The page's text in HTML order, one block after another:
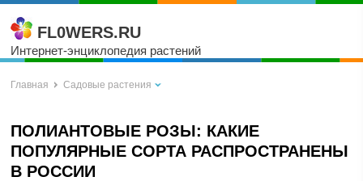
FL0WERS.RU
Интернет-энциклопедия растений
Главная Садовые растения
ПОЛИАНТОВЫЕ РОЗЫ: КАКИЕ
ПОПУЛЯРНЫЕ СОРТА РАСПРОСТРАНЕНЫ
В РОССИИ